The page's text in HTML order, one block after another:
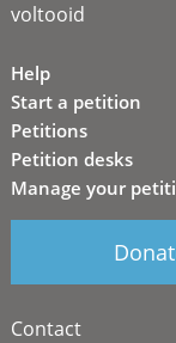
voltooid
Help
Start a petition
Petitions
Petition desks
Manage your
Contact